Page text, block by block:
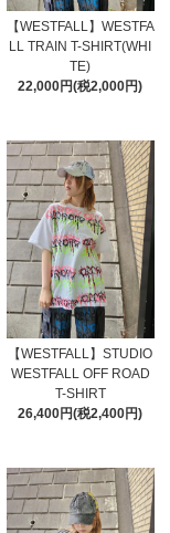
【WESTFALL】WESTFA
LL TRAIN T-SHIRT(WHI
TE)
22,000円(税2,000円)
【WESTFALL】STUDIO
WESTFALL OFF ROAD
T-SHIRT
26,400円(税2,400円)